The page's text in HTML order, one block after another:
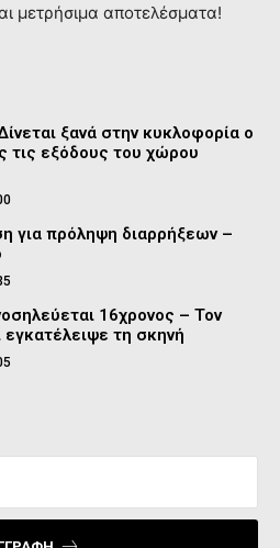
μετρήσιμα αποτελέσματα!
ξανά στην κυκλοφορία ο
τις εξόδους του χώρου
για πρόληψη διαρρήξεων –
16χρονος – Τον
τη σκηνή